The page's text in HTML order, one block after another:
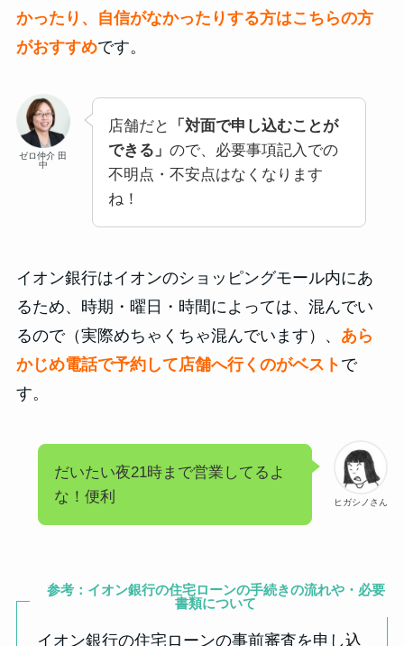
かったり、自信がなかったりする方はこちらの方
がおすすめです。
ゼロ仲介 田
中
店舗だと
「対面で申し込むことが
できる」 ので、必要事項記入での
不明点・不安点はなくなります
ね！
イオン銀行はイオンのショッピングモール内にあ
るため、時期・曜日・時間によっては、混んでい
るので（実際めちゃくちゃ混んでいます）、 あら
かじめ電話で予約して店舗へ行くのがベスト で
す。
ヒガシノさん
だいたい夜21時まで営業してるよ
な！便利
参考：イオン銀行の住宅ローンの手続きの流れや・必要
書類について
イオン銀行の住宅ローンの事前審査を申し込